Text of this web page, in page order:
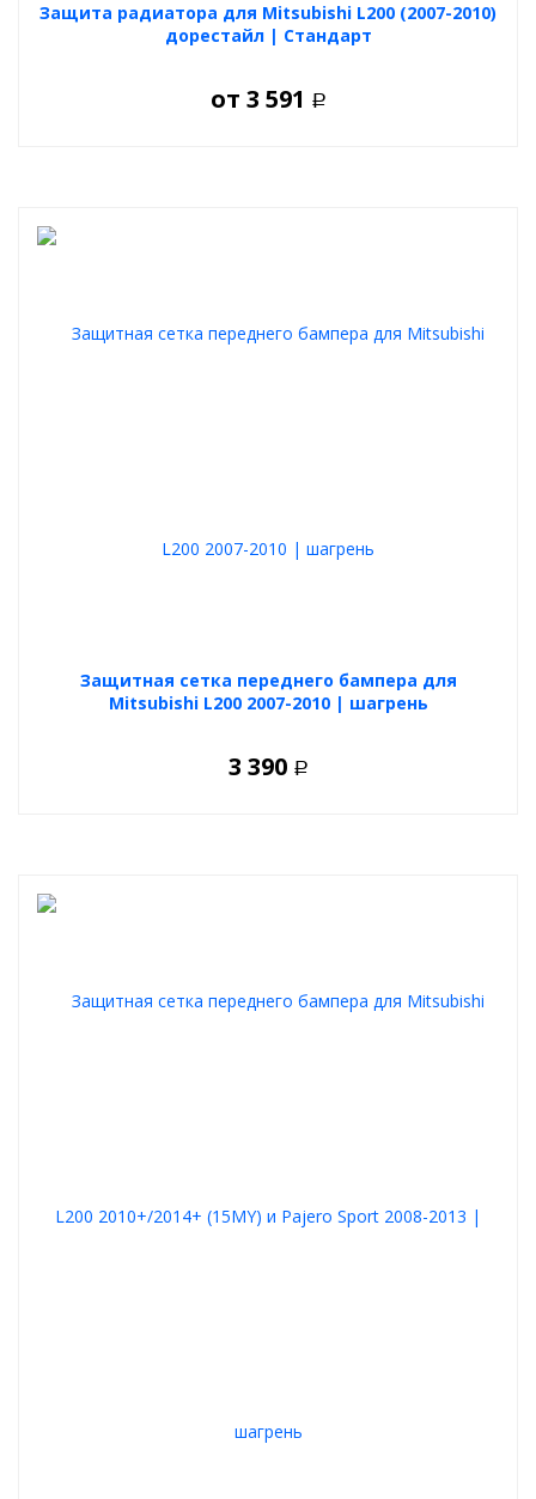
Защита радиатора для Mitsubishi L200 (2007-2010)
дорестайл | Стандарт
от 3 591 Р
Защитная сетка переднего бампера для
Mitsubishi L200 2007-2010 | шагрень
3 390 Р